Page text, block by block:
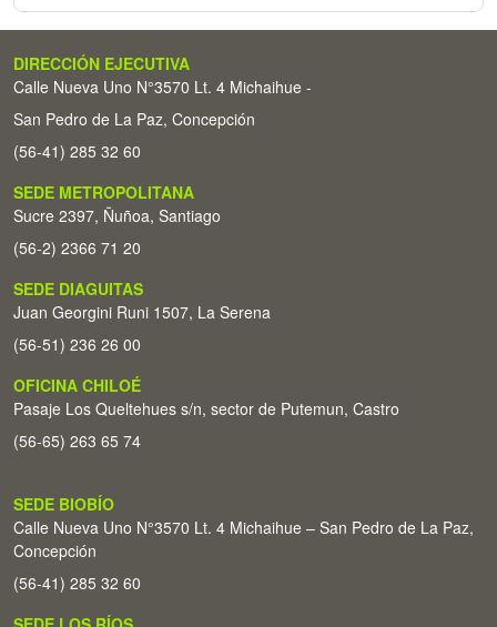
DIRECCIÓN EJECUTIVA
Calle Nueva Uno N°3570 Lt. 4 Michaihue -
San Pedro de La Paz, Concepción
(56-41) 285 32 60
SEDE METROPOLITANA
Sucre 2397, Ñuñoa, Santiago
(56-2) 2366 71 20
SEDE DIAGUITAS
Juan Georgini Runi 1507, La Serena
(56-51) 236 26 00
OFICINA CHILOÉ
Pasaje Los Queltehues s/n, sector de Putemun, Castro
(56-65) 263 65 74
SEDE BIOBÍO
Calle Nueva Uno N°3570 Lt. 4 Michaihue – San Pedro de La Paz,
Concepción
(56-41) 285 32 60